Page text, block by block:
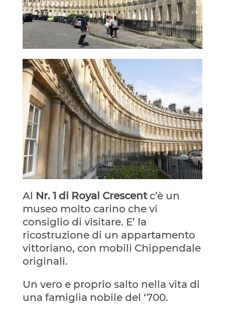
Al Nr. 1 di Royal Crescentc’è un
museo molto carino che vi
consiglio di visitare. E’ la
ricostruzione di un appartamento
vittoriano, con mobili Chippendale
originali.
Un vero e proprio salto nella vita di
una famiglia nobile del ‘700.